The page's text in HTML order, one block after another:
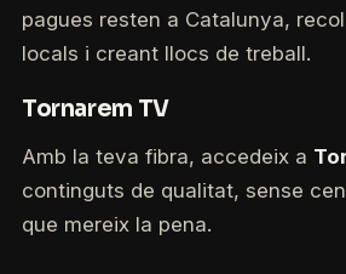
pagues resten a Catalunya,
locals i creant llocs de treball.
Tornarem TV
Amb la teva fibra, accedeix a
continguts de qualitat, sense
que mereix la pena.